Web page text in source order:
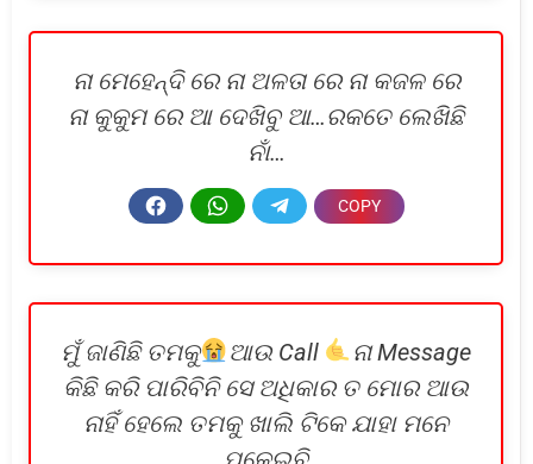
ନା ମେହେନ୍ଦି ରେ ନା ଅଳତା ରେ ନା କଜଳ ରେ
ନା କୁକୁମ ରେ ଆ ଦେଖିବୁ ଆ…ରକତେ ଲେଖିଛି
ନାଁ…
ମୁଁ ଜାଣିଛି ତମକୁ ଆଉ Call
ନା Message
କିଛି କରି ପାରିବିନି ସେ ଅଧିକାର ତ ମୋର ଆଉ
ନାହିଁ ହେଲେ‌ ତମକୁ ଖାଲି ଟିକେ ଯାହା ମନେ